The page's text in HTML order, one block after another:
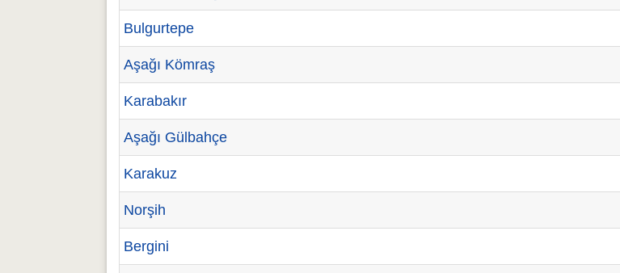
Bulgurtepe
Aşağı Kömraş
Karabakır
Aşağı Gülbahçe
Karakuz
Norşih
Bergini